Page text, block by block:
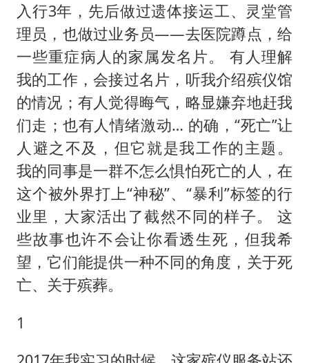
贵州轮胎子公司获美国退税8136万
郑国霖回应去景区上班被保安拦下
曝韩足协曾为外籍裁判安排性招待
深圳地面沉降致车辆损坏系谣言
OpenAI免费版将升级为GPT-5.6 Luna
奋进开新局 实干挑大梁
入行3年，先后做过遗体接运工、灵堂管
理员，也做过业务员——去医院蹲点，给
一些重症病人的家属发名片。 有人理解
我的工作，会接过名片，听我介绍殡仪馆
的情况；有人觉得晦气，略显嫌弃地赶我
们走；也有人情绪激动… 的确，“死亡”让
人避之不及，但它就是我工作的主题。
我的同事是一群不怎么惧怕死亡的人，在
这个被外界打上“神秘”、“暴利”标签的行
业里，大家活出了截然不同的样子。 这
些故事也许不会让你看透生死，但我希
望，它们能提供一种不同的角度，关于死
亡、关于殡葬。
1